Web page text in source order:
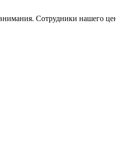
Сотрудники нашего